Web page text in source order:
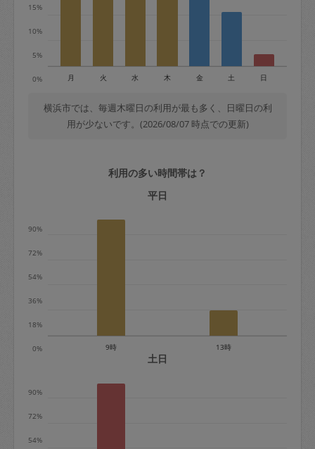
金曜日9時～土曜日8時まで＝依頼金額の
＋交通費全額
依頼者不在による当日キャンセル＝依頼
金額の100%＋交通費全額
定期契約をキャンセルする場合、毎週定
期は月2回まで隔週定期は月1回までキャ
※キャンセル料金の設定について：
0%
5%
10%
15%
月 火 水 木 金 土 日
横浜市では、毎週木曜日の利用が最も多く、日曜日の利
用が少ないです。(2026/08/07 時点での更新)
利用の多い時間帯は？
平日
0%
18%
36%
54%
72%
90%
9時 13時
土日
54%
72%
90%